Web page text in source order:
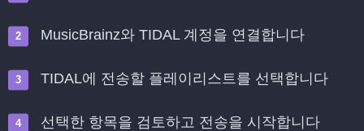
MusicBrainz와 TIDAL 계정을 연결합니다
TIDAL에 전송할 플레이리스트를 선택합니다
선택한 항목을 검토하고 전송을 시작합니다